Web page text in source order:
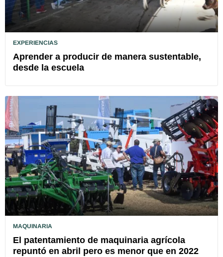
EXPERIENCIAS
Aprender a producir de manera sustentable,
desde la escuela
MAQUINARIA
El patentamiento de maquinaria agrícola
repuntó en abril pero es menor que en 2022